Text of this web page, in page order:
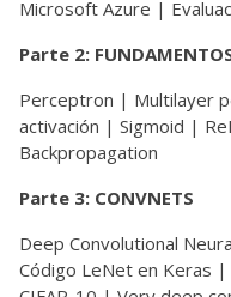
Microsoft Azure |
Parte 2: FUNDAMENTOS
Perceptron | Multilayer
activación | Sigmoid |
Backpropagation
Parte 3: CONVNETS
Deep Convolutional
Código LeNet en Keras